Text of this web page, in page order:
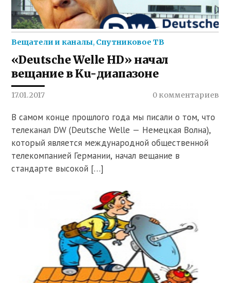
Вещатели и каналы, Спутниковое ТВ
«Deutsche Welle HD» начал
вещание в Ku-диапазоне
17.01.2017 0 комментариев
В самом конце прошлого года мы писали о том, что
телеканал DW (Deutsche Welle — Немецкая Волна),
который является международной общественной
телекомпанией Германии, начал вещание в
стандарте высокой […]